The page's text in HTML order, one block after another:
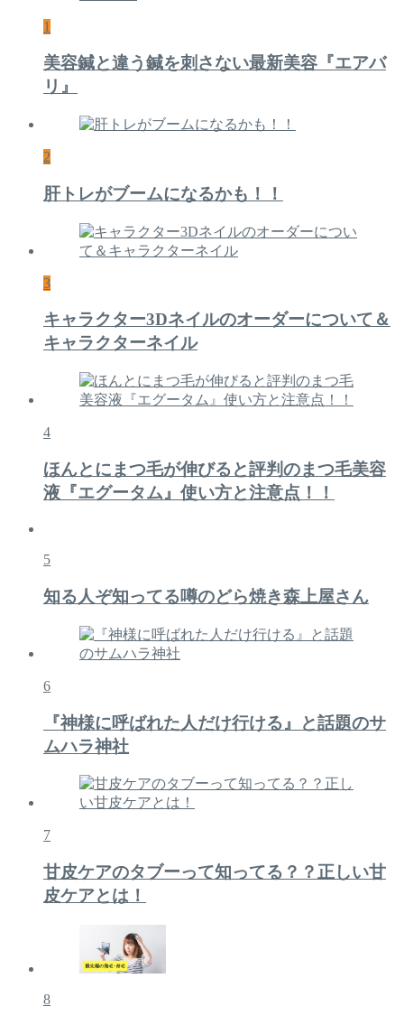
1
美容鍼と違う鍼を刺さない最新美容『エアバ
リ』
2
肝トレがブームになるかも！！
3
キャラクター3Dネイルのオーダーについて＆
キャラクターネイル
4
ほんとにまつ毛が伸びると評判のまつ毛美容
液『エグータム』使い方と注意点！！
5
知る人ぞ知ってる噂のどら焼き森上屋さん
6
『神様に呼ばれた人だけ行ける』と話題のサ
ムハラ神社
7
甘皮ケアのタブーって知ってる？？正しい甘
皮ケアとは！
8